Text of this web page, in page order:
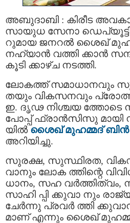
അബുദാബി : കിരീട
സായുധ സേനാ
റുമായ ജനറല്‍ ശൈഖ്
നഹ്യാന്‍ വത്തി ക്കാന്‍
കൂടി ക്കാഴ്ച നടത്തി.
ലോകത്ത് സമാധാനവും
തയും വികസനവും
ഇ. ദൃഢ നിശ്ചയ ത്തോടെ
പോപ്പ് ഫ്രാന്‍സിസു മായി
യിൽ ശൈഖ് മുഹമ്മദ്
അറിയിച്ചു.
സുരക്ഷ, സുസ്ഥിരത,
വാനും ലോക ത്തിന്റെ
ധാനം, സഹ വർത്തിത്വം,
സാഹി പ്പി ക്കുവാ നും
ചേർന്നു പ്രവർ ത്തി
മാണ് എന്നും ശൈഖ്